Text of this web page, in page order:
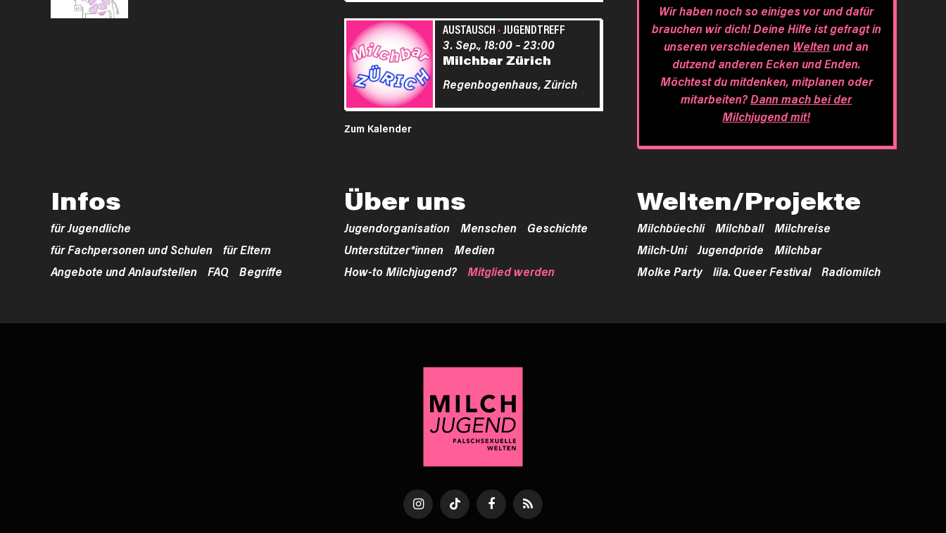
AUSTAUSCH · JUGENDTREFF
Milchbar Zürich
3. Sep., 18:00 –23:00
Regenbogenhaus,Zürich
Zum Kalender
Wir haben noch so einiges vor und dafür
brauchen wir dich! Deine Hilfe ist gefragt in
unseren verschiedenen Weltenund an
dutzend anderen Ecken und Enden.
Möchtest du mitdenken, mitplanen oder
mitarbeiten?Dann mach bei der
Milchjugend mit!
Infos
für Jugendliche
für Fachpersonen und Schulen
für Eltern
Angebote und Anlaufstellen
FAQ Begriffe
Über uns
Jugendorganisation Menschen
Geschichte
Unterstützer*innen
Medien
How-to Milchjugend?
Mitglied werden
Welten/Projekte
Milchbüechli Milchball
Milchreise
Milch-Uni
Jugendpride
Milchbar
Molke Party
lila. Queer Festival Radiomilch
InstagramTikTok FacebookRSS